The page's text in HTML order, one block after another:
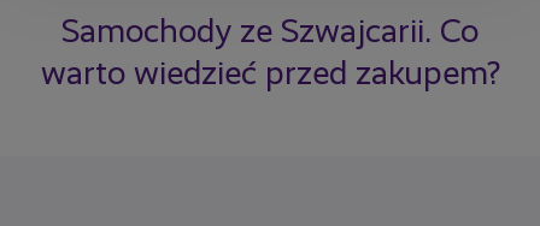
Samochody ze Szwajcarii. Co
warto wiedzieć przed zakupem?